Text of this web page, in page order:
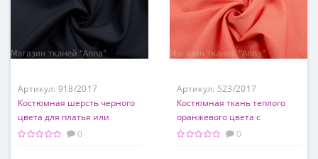
Артикул: 918/2017
Костюмная шерсть черного
цвета для платья или
костюма
0
Артикул: 523/2017
Костюмная ткань теплого
оранжевого цвета с
выработкой 0